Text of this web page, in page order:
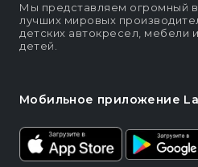
Мы представляем огромный
лучших мировых
детских автокресел, мебели
детей.
Мобильное приложение